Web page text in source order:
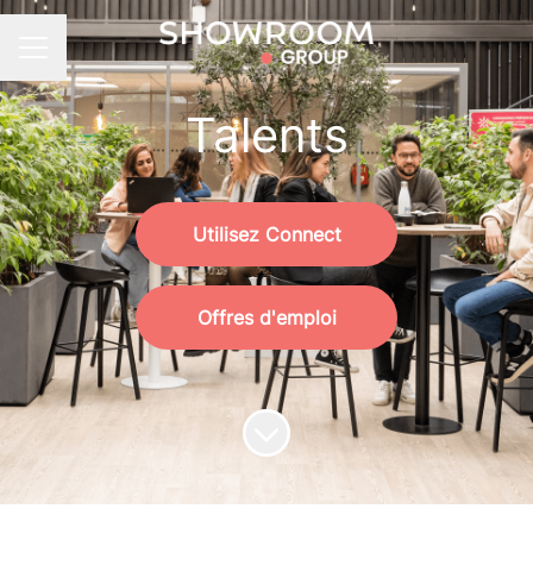
Menu carrière
Talents
Utilisez Connect
Offres d'emploi
Faire défiler jusqu'au contenu